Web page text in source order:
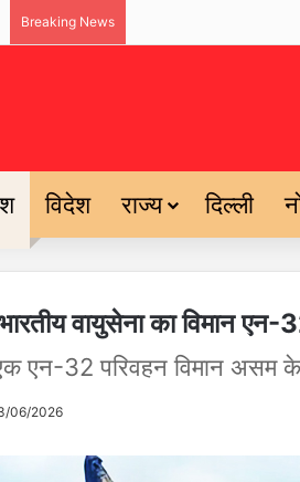
Breaking News
विदेश राज्य दिल्ली
वायुसेना का विमान
एन-32 परिवहन विमान असम
06/2026